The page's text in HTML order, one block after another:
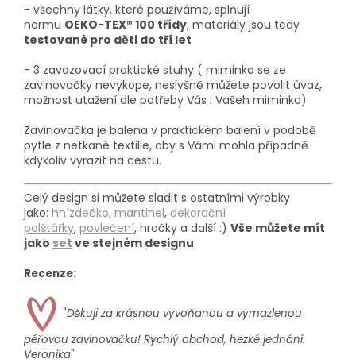
- všechny látky, které používáme, splňují
normu OEKO-TEX® 100 třídy, materiály jsou tedy
testované pro děti do tří let
- 3 zavazovací praktické stuhy ( miminko se ze
zavinovačky nevykope, neslyšně můžete povolit úvaz,
možnost utažení dle potřeby Vás i Vašeh miminka)
Zavinovačka je balena v praktickém balení v podobě
pytle z netkané textilie, aby s Vámi mohla případně
kdykoliv vyrazit na cestu.
Celý design si můžete sladit s ostatními výrobky
jako: hnízdečko, mantinel, dekorační
polštářky, povlečení, hračky a další :) Vše můžete mít
jako set ve stejném designu.
Recenze:
"Děkuji za krásnou vyvoňanou a vymazlenou
péřovou zavinovačku! Rychlý obchod, hezké jednání.
Veronika"